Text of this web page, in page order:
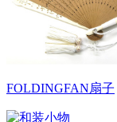
FOLDINGFAN扇子